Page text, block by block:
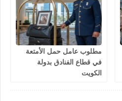
مطلوب عامل حمل الأمتعة
في قطاع الفنادق بدولة
الكويت